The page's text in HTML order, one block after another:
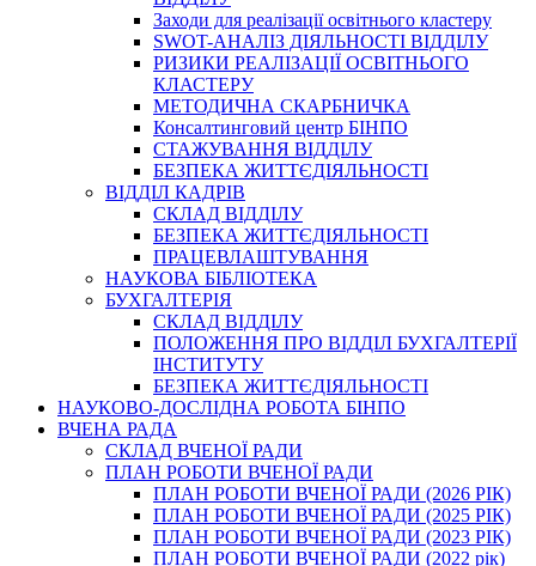
Заходи для реалізації освітнього кластеру
SWOT-АНАЛІЗ ДІЯЛЬНОСТІ ВІДДІЛУ
РИЗИКИ РЕАЛІЗАЦІЇ ОСВІТНЬОГО
КЛАСТЕРУ
МЕТОДИЧНА СКАРБНИЧКА
Консалтинговий центр БІНПО
СТАЖУВАННЯ ВІДДІЛУ
БЕЗПЕКА ЖИТТЄДІЯЛЬНОСТІ
ВІДДІЛ КАДРІВ
СКЛАД ВІДДІЛУ
БЕЗПЕКА ЖИТТЄДІЯЛЬНОСТІ
ПРАЦЕВЛАШТУВАННЯ
НАУКОВА БІБЛІОТЕКА
БУХГАЛТЕРІЯ
СКЛАД ВІДДІЛУ
ПОЛОЖЕННЯ ПРО ВІДДІЛ БУХГАЛТЕРІЇ
ІНСТИТУТУ
БЕЗПЕКА ЖИТТЄДІЯЛЬНОСТІ
НАУКОВО-ДОСЛІДНА РОБОТА БІНПО
ВЧЕНА РАДА
СКЛАД ВЧЕНОЇ РАДИ
ПЛАН РОБОТИ ВЧЕНОЇ РАДИ
ПЛАН РОБОТИ ВЧЕНОЇ РАДИ (2026 РІК)
ПЛАН РОБОТИ ВЧЕНОЇ РАДИ (2025 РІК)
ПЛАН РОБОТИ ВЧЕНОЇ РАДИ (2023 РІК)
ПЛАН РОБОТИ ВЧЕНОЇ РАДИ (2022 рік)